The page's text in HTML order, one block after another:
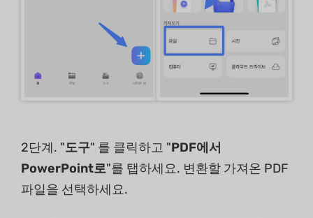
2단계. "도구" 를 클릭하고 "PDF에서
PowerPoint로"를 탭하세요. 변환할 가져온 PDF
파일을 선택하세요.